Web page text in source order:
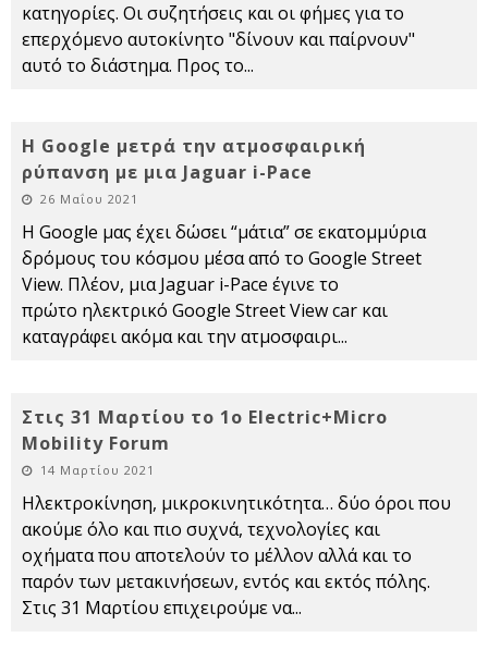
κατηγορίες. Οι συζητήσεις και οι φήμες για το
επερχόμενο αυτοκίνητο "δίνουν και παίρνουν"
αυτό το διάστημα. Προς το...
Η Google μετρά την ατμοσφαιρική
ρύπανση με μια Jaguar i-Pace
26 Μαΐου 2021
Η Google μας έχει δώσει “μάτια” σε εκατομμύρια
δρόμους του κόσμου μέσα από το Google Street
View. Πλέον, μια Jaguar i-Pace έγινε το
πρώτο ηλεκτρικό Google Street View car και
καταγράφει ακόμα και την ατμοσφαιρι...
Στις 31 Μαρτίου το 1ο Electric+Micro
Mobility Forum
14 Μαρτίου 2021
Ηλεκτροκίνηση, μικροκινητικότητα… δύο όροι που
ακούμε όλο και πιο συχνά, τεχνολογίες και
οχήματα που αποτελούν το μέλλον αλλά και το
παρόν των μετακινήσεων, εντός και εκτός πόλης.
Στις 31 Μαρτίου επιχειρούμε να...